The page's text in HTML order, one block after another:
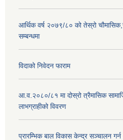
आर्थिक वर्ष २०७९/८० को तेस्रो
सम्बन्धमा
विदाको निवेदन फाराम
आ.व.२०८०/८१ मा दोस्रो त्रैमासिक
लाभग्राहीको विवरण
प्रारम्भिक बाल विकास केन्द्र सञ्चालन गर्न